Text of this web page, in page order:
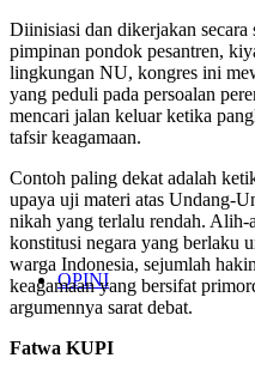
OPINI
Diinisiasi dan dikerjakan secara
pimpinan pondok pesantren,
lingkungan NU, kongres ini
yang peduli pada persoalan
mencari jalan keluar ketika
tafsir keagamaan.
Contoh paling dekat adalah
upaya uji materi atas Undang-
nikah yang terlalu rendah. Alih-
konstitusi negara yang berlaku
warga Indonesia, sejumlah
keagamaan yang bersifat
argumennya sarat debat.
Fatwa KUPI